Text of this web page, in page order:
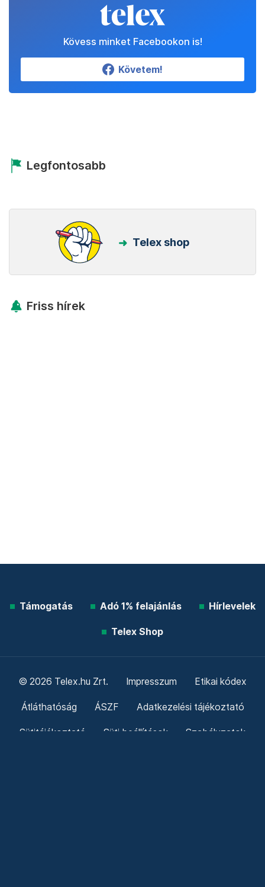
Kövess minket Facebookon is!
Követem!
Legfontosabb
Telex shop
Friss hírek
Támogatás Adó 1% felajánlás Hírlevelek
Telex Shop
© 2026 Telex.hu Zrt. Impresszum Etikai kódex
Átláthatóság ÁSZF Adatkezelési tájékoztató
Sütitájékoztató Süti beállítások Szabályzatok